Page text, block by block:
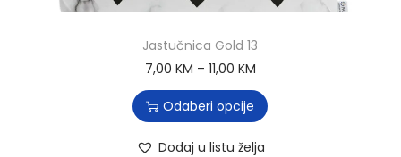
Jastučnica Gold 13
7,00 KM – 11,00 KM
Odaberi opcije
Dodaj u listu želja